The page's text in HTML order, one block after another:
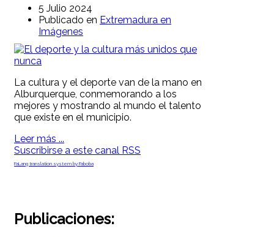
5 Julio 2024
Publicado en Extremadura en
Imágenes
La cultura y el deporte van de la mano en
Alburquerque, conmemorando a los
mejores y mostrando al mundo el talento
que existe en el municipio.
Leer más ...
Suscribirse a este canal RSS
FaLang translation system by Faboba
Publicaciones: